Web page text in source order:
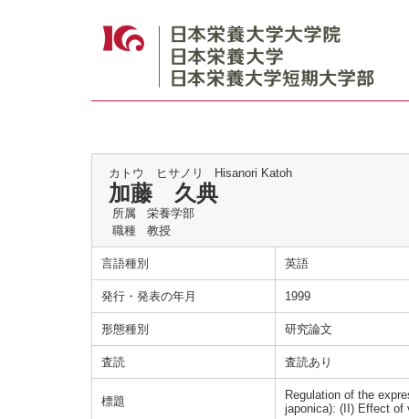
カトウ ヒサノリ Hisanori Katoh
加藤 久典
所属
栄養学部
職種
教授
言語種別 英語
発行・発表の年月 1999
形態種別 研究論文
査読 査読あり
標題
Regulation of the
japonica): (II) Effect of